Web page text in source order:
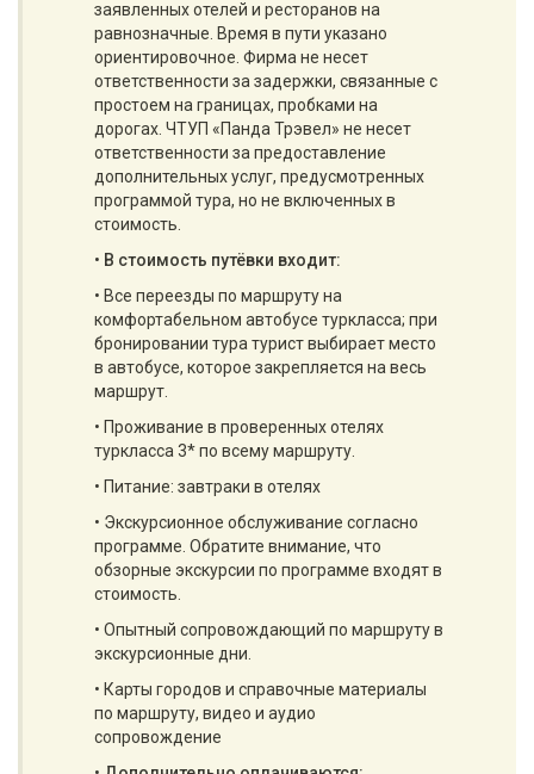
заявленных отелей и ресторанов на
равнозначные. Время в пути указано
ориентировочное. Фирма не несет
ответственности за задержки, связанные с
простоем на границах, пробками на
дорогах. ЧТУП «Панда Трэвел» не несет
ответственности за предоставление
дополнительных услуг, предусмотренных
программой тура, но не включенных в
стоимость.
• В стоимость путёвки входит:
• Все переезды по маршруту на
комфортабельном автобусе туркласса; при
бронировании тура турист выбирает место
в автобусе, которое закрепляется на весь
маршрут.
• Проживание в проверенных отелях
туркласса 3* по всему маршруту.
• Питание: завтраки в отелях
• Экскурсионное обслуживание согласно
программе. Обратите внимание, что
обзорные экскурсии по программе входят в
стоимость.
• Опытный сопровождающий по маршруту в
экскурсионные дни.
• Карты городов и справочные материалы
по маршруту, видео и аудио
сопровождение